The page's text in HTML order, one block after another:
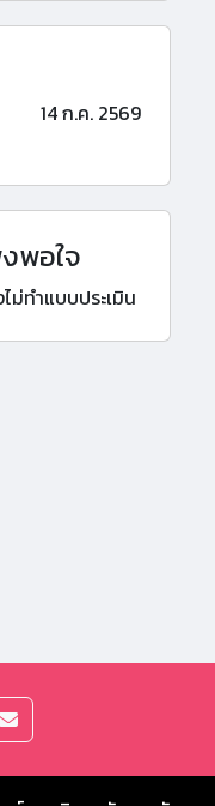
14 ก.ค. 2569
พอใจ
ม่ทำแบบประเมิน